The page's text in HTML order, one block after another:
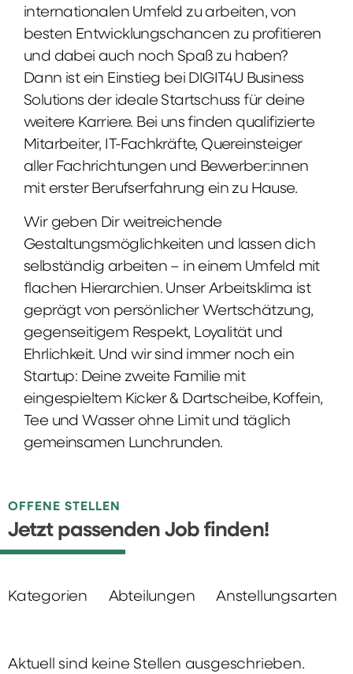
internationalen Umfeld zu arbeiten, von
besten Entwicklungschancen zu profitieren
und dabei auch noch Spaß zu haben?
Dann ist ein Einstieg bei DIGIT4U Business
Solutions der ideale Startschuss für deine
weitere Karriere. Bei uns finden qualifizierte
Mitarbeiter, IT-Fachkräfte, Quereinsteiger
aller Fachrichtungen und Bewerber:innen
mit erster Berufserfahrung ein zu Hause.
Wir geben Dir weitreichende
Gestaltungsmöglichkeiten und lassen dich
selbständig arbeiten – in einem Umfeld mit
flachen Hierarchien. Unser Arbeitsklima ist
geprägt von persönlicher Wertschätzung,
gegenseitigem Respekt, Loyalität und
Ehrlichkeit. Und wir sind immer noch ein
Startup: Deine zweite Familie mit
eingespieltem Kicker & Dartscheibe, Koffein,
Tee und Wasser ohne Limit und täglich
gemeinsamen Lunchrunden.
OFFENE STELLEN
Jetzt passenden Job finden!
Kategorien Abteilungen Anstellungsarten
Aktuell sind keine Stellen ausgeschrieben.